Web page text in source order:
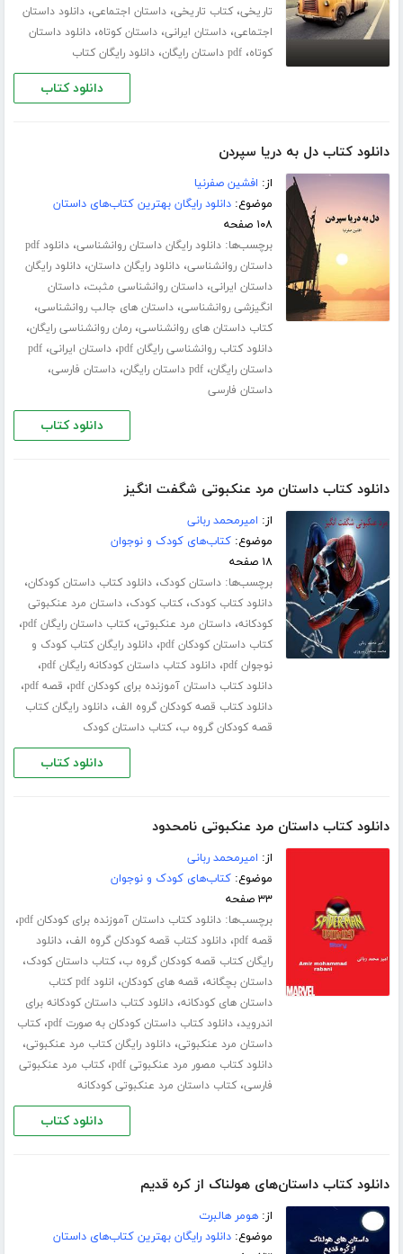
تاریخی،کتاب تاریخی،داستان اجتماعی،دانلود داستان
اجتماعی،داستان ایرانی،داستان کوتاه،دانلود داستان
کوتاه،pdf داستان رایگان ،دانلود رایگان کتاب
دانلود کتاب
دانلود کتاب دل به دریا سپردن
از: افشین صفرنیا
موضوع:دانلود رایگان بهترین کتاب‌های داستان
۱۰۸ صفحه
برچسب‌ها:دانلود رایگان داستان روانشناسی،
دانلود pdf
داستان روانشناسی،دانلود رایگان داستان،دانلود رایگان
داستان ایرانی،داستان روانشناسی مثبت،داستان
انگیزشی روانشناسی،داستان های جالب روانشناسی،
کتاب داستان های روانشناسی،رمان روانشناسی رایگان،
دانلود کتاب روانشناسی رایگان pdf ،داستان ایرانی،pdf
داستان رایگان،pdf داستان رایگان ،داستان فارسی،
داستان فارسی
دانلود کتاب
دانلود کتاب داستان مرد عنکبوتی شگفت انگیز
از: امیرمحمد ربانی
موضوع:کتاب‌های کودک و نوجوان
۱۸ صفحه
برچسب‌ها:داستان کودک،دانلود کتاب داستان کودکان،
دانلود کتاب کودک،کتاب کودک،داستان مرد عنکبوتی
کودکانه،داستان مرد عنکبوتی،کتاب داستان رایگان pdf ،
کتاب داستان کودکان pdf ،دانلود رایگان کتاب کودک و
نوجوان pdf
،دانلود کتاب داستان کودکانه رایگان pdf ،
دانلود کتاب داستان آموزنده برای کودکان pdf ، قصه pdf ،
دانلود کتاب قصه کودکان گروه الف،دانلود رایگان کتاب
قصه کودکان گروه ب،کتاب داستان کودک
دانلود کتاب
دانلود کتاب داستان مرد عنکبوتی نامحدود
از: امیرمحمد ربانی
موضوع:کتاب‌های کودک و نوجوان
۳۳ صفحه
برچسب‌ها:دانلود کتاب داستان آموزنده برای کودکان pdf ،
قصه pdf ،دانلود کتاب قصه کودکان گروه الف،دانلود
رایگان کتاب قصه کودکان گروه ب،کتاب داستان کودک،
داستان بچگانه، قصه های کودکان،
انلود pdf کتاب
داستان های کودکانه،دانلود کتاب داستان کودکانه برای
اندروید،دانلود کتاب داستان کودکان به صورت pdf ،کتاب
داستان مرد عنکبوتی،دانلود رایگان کتاب مرد عنکبوتی،
دانلود کتاب مصور مرد عنکبوتی pdf ،کتاب مرد عنکبوتی
فارسی،کتاب داستان مرد عنکبوتی کودکانه
دانلود کتاب
دانلود کتاب داستان‌های هولناک از کره قدیم
از:هومر هالبرت
موضوع:دانلود رایگان بهترین کتاب‌های داستان